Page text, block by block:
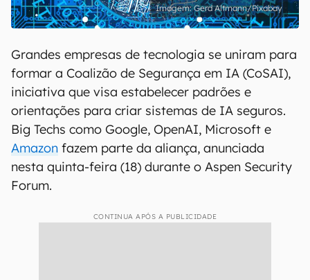
Gerd Altmann/Pixabay
Grandes empresas de tecnologia se uniram para
formar a Coalizão de Segurança em IA (CoSAI),
iniciativa que visa estabelecer padrões e
orientações para criar sistemas de IA seguros.
Big Techs como Google, OpenAI, Microsoft e
Amazon fazem parte da aliança, anunciada
nesta quinta-feira (18) durante o Aspen Security
Forum.
CONTINUA APÓS A PUBLICIDADE